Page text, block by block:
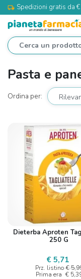
local_shipping Spedizioni gratis da
Pasta e
Ordina per:
Dieterba Aproten
250 G
€ 5,71
Prz. listino €
Prima era €